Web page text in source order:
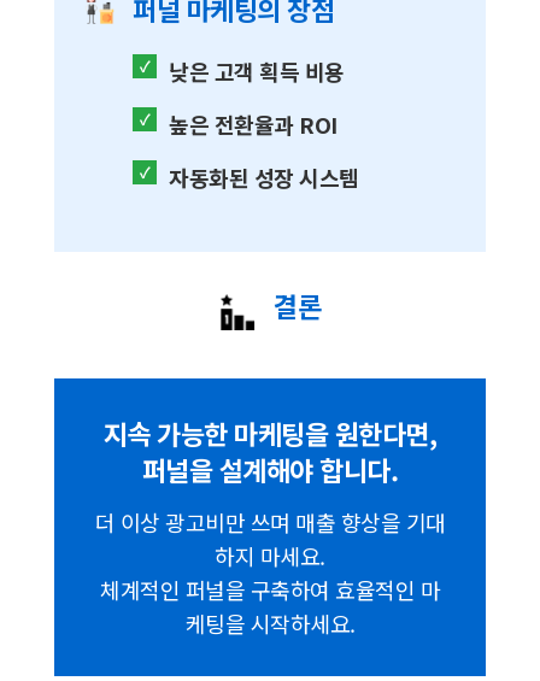
퍼널 마케팅의 장점
✓ 낮은 고객 획득 비용
✓ 높은 전환율과 ROI
✓ 자동화된 성장 시스템
결론
지속 가능한 마케팅을 원한다면,
퍼널을 설계해야 합니다.
더 이상 광고비만 쓰며 매출 향상을 기대
하지 마세요.
체계적인 퍼널을 구축하여 효율적인 마
케팅을 시작하세요.